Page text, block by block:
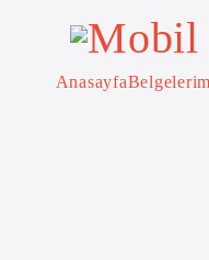
AnasayfaAna Sayfa